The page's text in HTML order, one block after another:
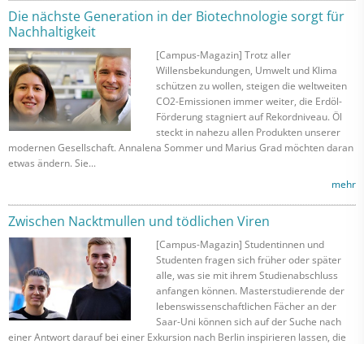
Die nächste Generation in der Biotechnologie sorgt für
Nachhaltigkeit
[Campus-Magazin] Trotz aller
Willensbekundungen, Umwelt und Klima
schützen zu wollen, steigen die weltweiten
CO2-Emissionen immer weiter, die Erdöl-
Förderung stagniert auf Rekordniveau. Öl
steckt in nahezu allen Produkten unserer
modernen Gesellschaft. Annalena Sommer und Marius Grad möchten daran
etwas ändern. Sie...
mehr
Zwischen Nacktmullen und tödlichen Viren
[Campus-Magazin] Studentinnen und
Studenten fragen sich früher oder später
alle, was sie mit ihrem Studienabschluss
anfangen können. Masterstudierende der
lebenswissenschaftlichen Fächer an der
Saar-Uni können sich auf der Suche nach
einer Antwort darauf bei einer Exkursion nach Berlin inspirieren lassen, die